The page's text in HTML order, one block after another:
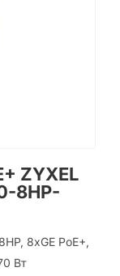
ZYXEL
8HP-
8xGE PoE+,
Вт